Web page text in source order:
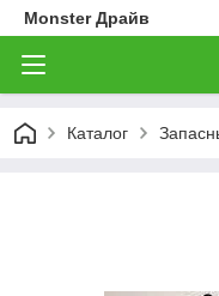
Monster Драйв
Каталог